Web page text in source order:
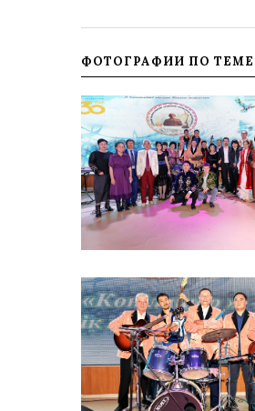
ФОТОГРАФИИ ПО ТЕМЕ